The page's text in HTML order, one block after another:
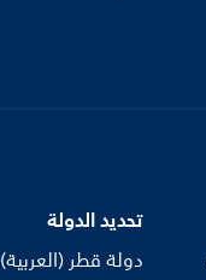
تحديد الدولة
دولة قطر (العربية)